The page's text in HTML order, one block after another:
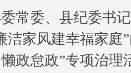
委、县纪委书记
洁家风建幸福家庭
政怠政”专项治理